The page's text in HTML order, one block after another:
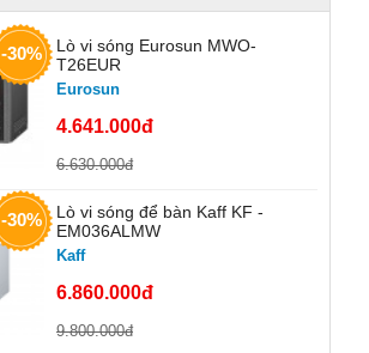
-30%
Lò vi sóng Eurosun MWO-
T26EUR
Eurosun
4.641.000đ
6.630.000đ
-30%
Lò vi sóng để bàn Kaff KF -
EM036ALMW
Kaff
6.860.000đ
9.800.000đ